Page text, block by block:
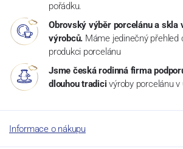
pořádku.
Obrovský výběr porcelánu a skla
výrobců. Máme jedinečný přehled
produkci porcelánu
Jsme česká rodinná firma
dlouhou tradici výroby porcelánu v
Informace o nákupu